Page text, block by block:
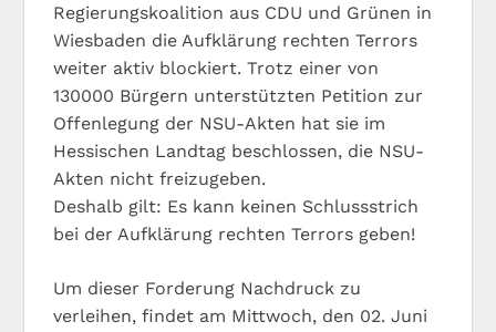
Regierungskoalition aus CDU und Grünen in
Wiesbaden die Aufklärung rechten Terrors
weiter aktiv blockiert. Trotz einer von
130000 Bürgern unterstützten Petition zur
Offenlegung der NSU-Akten hat sie im
Hessischen Landtag beschlossen, die NSU-
Akten nicht freizugeben.
Deshalb gilt: Es kann keinen Schlussstrich
bei der Aufklärung rechten Terrors geben!
Um dieser Forderung Nachdruck zu
verleihen, findet am Mittwoch, den 02. Juni